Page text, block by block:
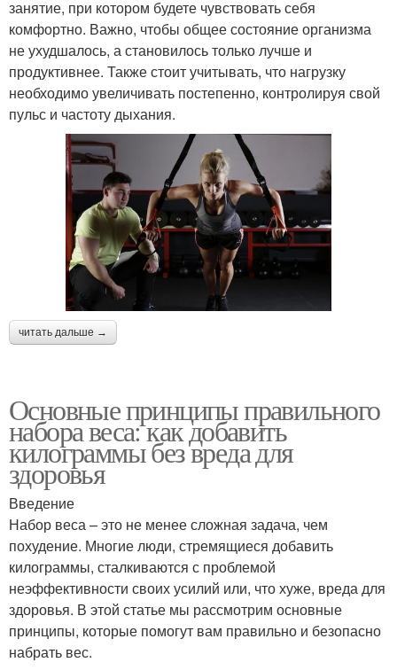
занятие, при котором будете чувствовать себя
комфортно. Важно, чтобы общее состояние организма
не ухудшалось, а становилось только лучше и
продуктивнее. Также стоит учитывать, что нагрузку
необходимо увеличивать постепенно, контролируя свой
пульс и частоту дыхания.
читать дальше →
Основные принципы правильного
набора веса: как добавить
килограммы без вреда для
здоровья
Введение
Набор веса – это не менее сложная задача, чем
похудение. Многие люди, стремящиеся добавить
килограммы, сталкиваются с проблемой
неэффективности своих усилий или, что хуже, вреда для
здоровья. В этой статье мы рассмотрим основные
принципы, которые помогут вам правильно и безопасно
набрать вес.